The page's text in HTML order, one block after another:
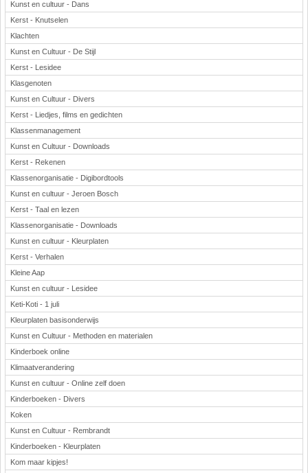
Kunst en cultuur - Dans
Kerst - Knutselen
Klachten
Kunst en Cultuur - De Stijl
Kerst - Lesidee
Klasgenoten
Kunst en Cultuur - Divers
Kerst - Liedjes, films en gedichten
Klassenmanagement
Kunst en Cultuur - Downloads
Kerst - Rekenen
Klassenorganisatie - Digibordtools
Kunst en cultuur - Jeroen Bosch
Kerst - Taal en lezen
Klassenorganisatie - Downloads
Kunst en cultuur - Kleurplaten
Kerst - Verhalen
Kleine Aap
Kunst en cultuur - Lesidee
Keti-Koti - 1 juli
Kleurplaten basisonderwijs
Kunst en Cultuur - Methoden en materialen
Kinderboek online
Klimaatverandering
Kunst en cultuur - Online zelf doen
Kinderboeken - Divers
Koken
Kunst en Cultuur - Rembrandt
Kinderboeken - Kleurplaten
Kom maar kipjes!